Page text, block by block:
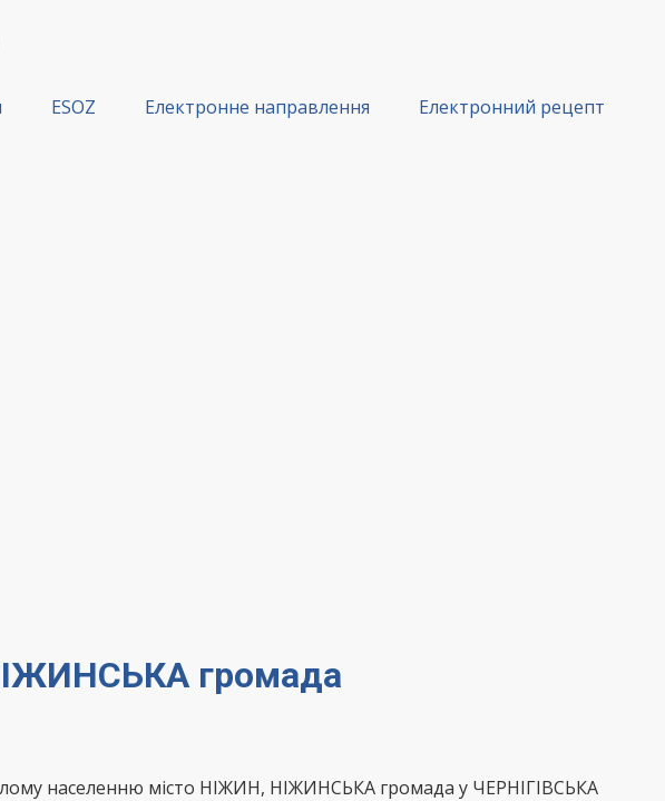
ESOZ Електронне направлення Електронний рецепт
громада
населенню місто НІЖИН, НІЖИНСЬКА громада у ЧЕРНІГІВСЬКА